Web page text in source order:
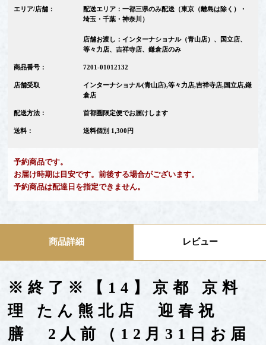
エリア/店舗：
配送エリア：一都三県のみ配送（東京（離島は除く）・
埼玉・千葉・神奈川）
店舗お渡し：インターナショナル（青山店）、国立店、
等々力店、吉祥寺店、鎌倉店のみ
商品番号： 7201-01012132
店舗受取
インターナショナル(青山店),等々力店,吉祥寺店,国立店,鎌
倉店
配送方法： 首都圏限定便でお届けします
送料： 送料個別 1,300円
予約商品です。
お届け時期は目安です。前後する場合がございます。
予約商品は配達日を指定できません。
商品詳細 レビュー
※終了※【14】京都 京料
理 たん熊北店 迎春祝
膳 2人前（12月31日お届